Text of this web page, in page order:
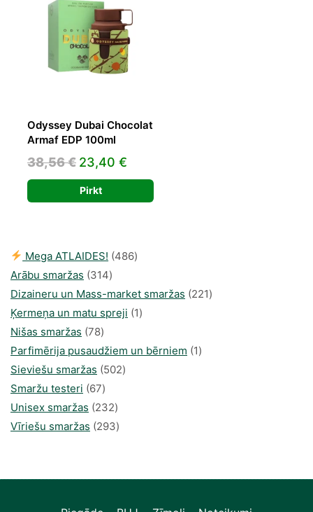
Odyssey Dubai Chocolat
Armaf EDP 100ml
38,56€ Original
price
was:
23,40 €
price
is:
Pirkt
Mega ATLAIDES! 486486
Arābu smaržas 314314
produkti
Dizaineru un Mass-market smaržas 221221
Ķermeņa un matu spreji 11
Nišas smaržas 7878
produkts
Parfimērija pusaudžiem un bērniem 11
Sieviešu smaržas 502502
Smaržu testeri 6767
produkts
Unisex smaržas 232232
produkts
Vīriešu smaržas 293293